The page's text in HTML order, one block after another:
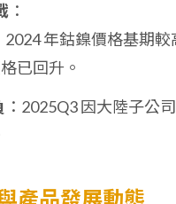
：
2024 年鈷鎳價格基期
已回升。
：2025Q3 因大陸子公
產品發展動態